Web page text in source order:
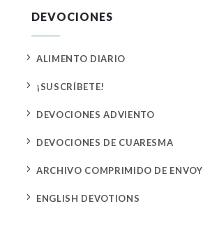
DEVOCIONES
5 ALIMENTO DIARIO
5 ¡SUSCRÍBETE!
5 DEVOCIONES ADVIENTO
5 DEVOCIONES DE CUARESMA
5 ARCHIVO COMPRIMIDO DE ENVOY
5 ENGLISH DEVOTIONS